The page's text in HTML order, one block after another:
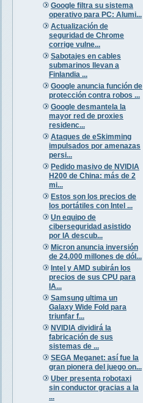
Google filtra su sistema
operativo para PC: Alumi...
Actualización de
seguridad de Chrome
corrige vulne...
Sabotajes en cables
submarinos llevan a
Finlandia ...
Google anuncia función de
protección contra robos ...
Google desmantela la
mayor red de proxies
residenc...
Ataques de eSkimming
impulsados por amenazas
persi...
Pedido masivo de NVIDIA
H200 de China: más de 2
mi...
Estos son los precios de
los portátiles con Intel ...
Un equipo de
ciberseguridad asistido
por IA descub...
Micron anuncia inversión
de 24.000 millones de dól...
Intel y AMD subirán los
precios de sus CPU para
IA...
Samsung ultima un
Galaxy Wide Fold para
triunfar f...
NVIDIA dividirá la
fabricación de sus
sistemas de ...
SEGA Meganet: así fue la
gran pionera del juego on...
Uber presenta robotaxi
sin conductor gracias a la
...